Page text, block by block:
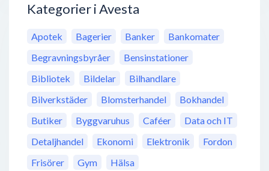
Kategorier i Avesta
Apotek Bagerier Banker
Bankomater
Begravningsbyråer
Bensinstationer
Bibliotek
Bildelar
Bilhandlare
Bilverkstäder
Blomsterhandel
Bokhandel
Butiker
Byggvaruhus Caféer
Data och IT
Detaljhandel
Ekonomi Elektronik
Fordon
Frisörer
Gym
Hälsa